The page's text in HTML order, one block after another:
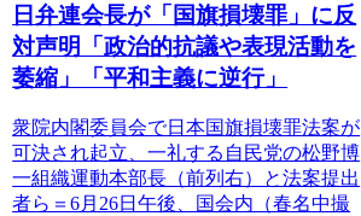
日弁連会長が「国旗損壊罪」に反
対声明「政治的抗議や表現活動を
萎縮」「平和主義に逆行」
衆院内閣委員会で日本国旗損壊罪法案が
可決され起立、一礼する自民党の松野博
一組織運動本部長（前列右）と法案提出
者ら＝6月26日午後、国会内（春名中撮